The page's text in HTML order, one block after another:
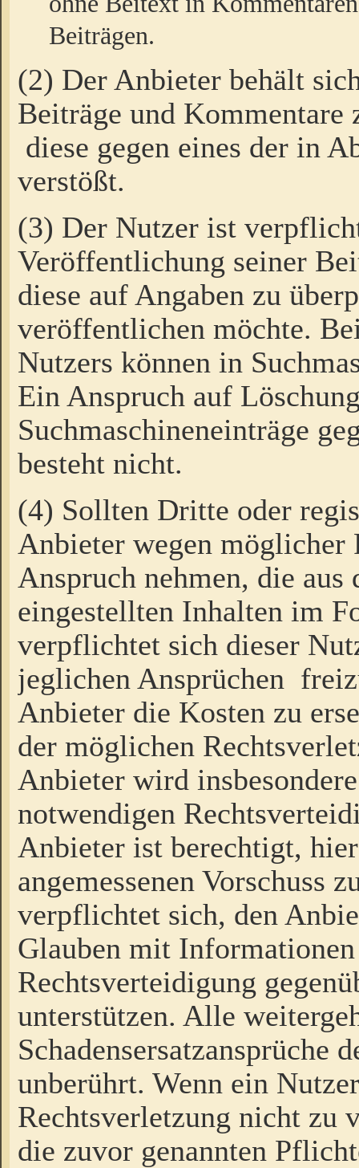
Beiträgen.
(2) Der Anbieter behält
Beiträge und Kommentare
diese gegen eines der in
verstößt.
(3) Der Nutzer ist
Veröffentlichung seiner
diese auf Angaben zu
veröffentlichen möchte.
Nutzers können in
Ein Anspruch auf
Suchmaschineneinträge
besteht nicht.
(4) Sollten Dritte oder
Anbieter wegen möglicher
Anspruch nehmen, die
eingestellten Inhalten im
verpflichtet sich dieser
jeglichen Ansprüchen
Anbieter die Kosten zu
der möglichen
Anbieter wird
notwendigen
Anbieter ist berechtigt,
angemessenen Vorschuss
verpflichtet sich, den
Glauben mit
Rechtsverteidigung
unterstützen. Alle
Schadensersatzansprüche
unberührt. Wenn ein
Rechtsverletzung nicht zu
die zuvor genannten